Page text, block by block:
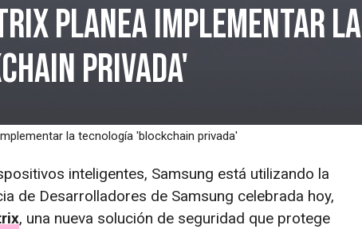
planea implementar la
privada'
la tecnología 'blockchain privada'
inteligentes, Samsung está utilizando la
de Desarrolladores de Samsung celebrada hoy,
, una nueva solución de seguridad que protege